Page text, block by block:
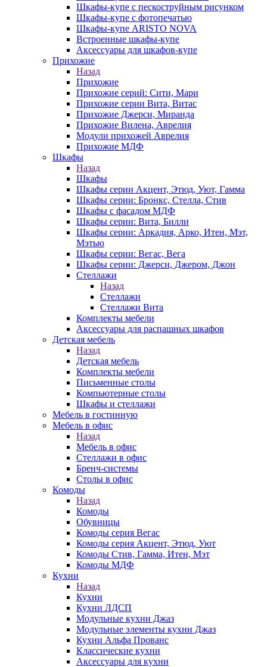
Шкафы-купе с пескоструйным рисунком
Шкафы-купе с фотопечатью
Шкафы-купе ARISTO NOVA
Встроенные шкафы-купе
Аксессуары для шкафов-купе
Прихожие
Назад
Прихожие
Прихожие серий: Сити, Мари
Прихожие серии Вита, Витас
Прихожие Джерси, Миранда
Прихожие Вилена, Аврелия
Модули прихожей Аврелия
Прихожие МДФ
Шкафы
Назад
Шкафы
Шкафы серии Акцент, Этюд, Уют, Гамма
Шкафы серии: Бронкс, Стелла, Стив
Шкафы с фасадом МДФ
Шкафы серии: Вита, Билли
Шкафы серии: Аркадия, Арко, Итен, Мэт,
Мэтью
Шкафы серии: Вегас, Вега
Шкафы серии: Джерси, Джером, Джон
Стеллажи
Назад
Стеллажи
Стеллажи Вита
Комплекты мебели
Аксессуары для распашных шкафов
Детская мебель
Назад
Детская мебель
Комплекты мебели
Письменные столы
Компьютерные столы
Шкафы и стеллажи
Мебель в гостинную
Мебель в офис
Назад
Мебель в офис
Стеллажи в офис
Бренч-системы
Столы в офис
Комоды
Назад
Комоды
Обувницы
Комоды серия Вегас
Комоды серия Акцент, Этюд, Уют
Комоды Стив, Гамма, Итен, Мэт
Комоды МДФ
Кухни
Назад
Кухни
Кухни ЛДСП
Модульные кухни Джаз
Модульные элементы кухни Джаз
Кухни Альфа Прованс
Классические кухни
Аксессуары для кухни